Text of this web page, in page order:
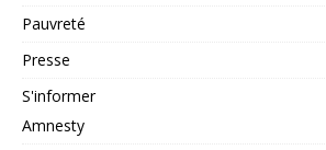
Pauvreté
Presse
S'informer
Amnesty